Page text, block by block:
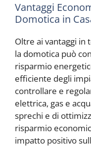
Vantaggi
Domotica in
Oltre ai vantaggi in
la domotica può
risparmio
efficiente degli
controllare e
elettrica, gas e
sprechi e di
risparmio
impatto positivo